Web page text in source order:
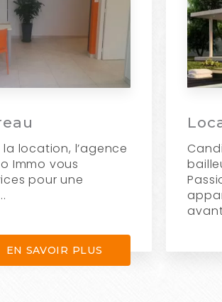
location, l’agence
Immo vous
pour une
EN SAVOIR PLUS